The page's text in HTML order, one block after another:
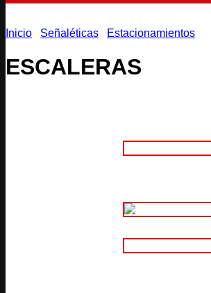
Inicio Señaléticas Estacionamientos
ESCALERAS